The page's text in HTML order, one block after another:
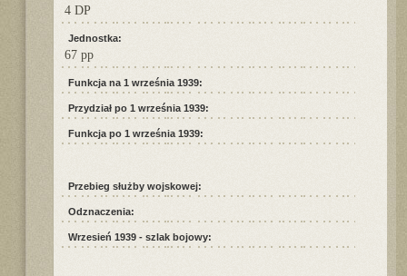
4 DP
Jednostka:
67 pp
Funkcja na 1 września 1939:
Przydział po 1 września 1939:
Funkcja po 1 września 1939:
Przebieg służby wojskowej:
Odznaczenia:
Wrzesień 1939 - szlak bojowy: